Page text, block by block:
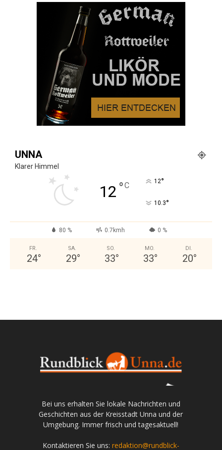
UNNA
Klarer Himmel
12 °C 12°
10.3°
80 % 0.7kmh 0 %
FR.
24°
SA.
29°
SO.
33°
MO.
33°
DI.
20°
Bei uns erhalten Sie lokale Nachrichten und
Geschichten aus der Kreisstadt Unna und der
Umgebung. Immer frisch und tagesaktuell!
Kontaktieren Sie uns: redaktion@rundblick-